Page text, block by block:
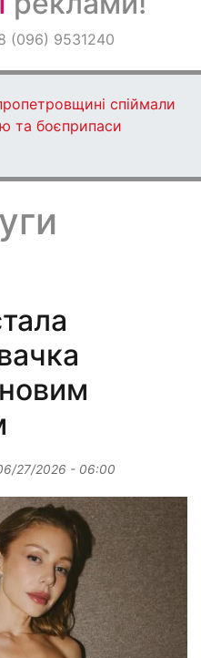
(096) 9531240
дня
27/2026 - 06:00